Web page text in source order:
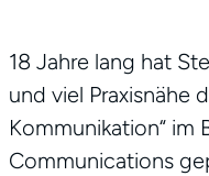
18 Jahre lang hat
und viel Praxisnähe
Kommunikation“ im
Communications